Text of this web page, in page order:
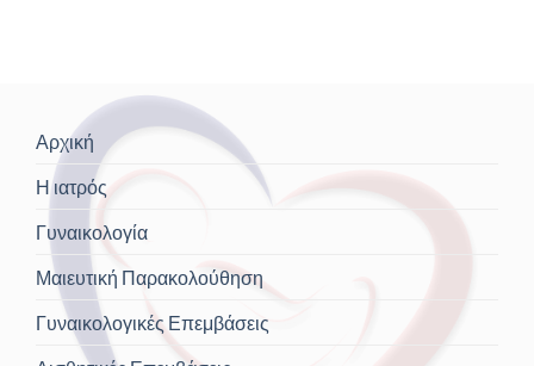
Αρχική
Η ιατρός
Γυναικολογία
Μαιευτική Παρακολούθηση
Γυναικολογικές Επεμβάσεις